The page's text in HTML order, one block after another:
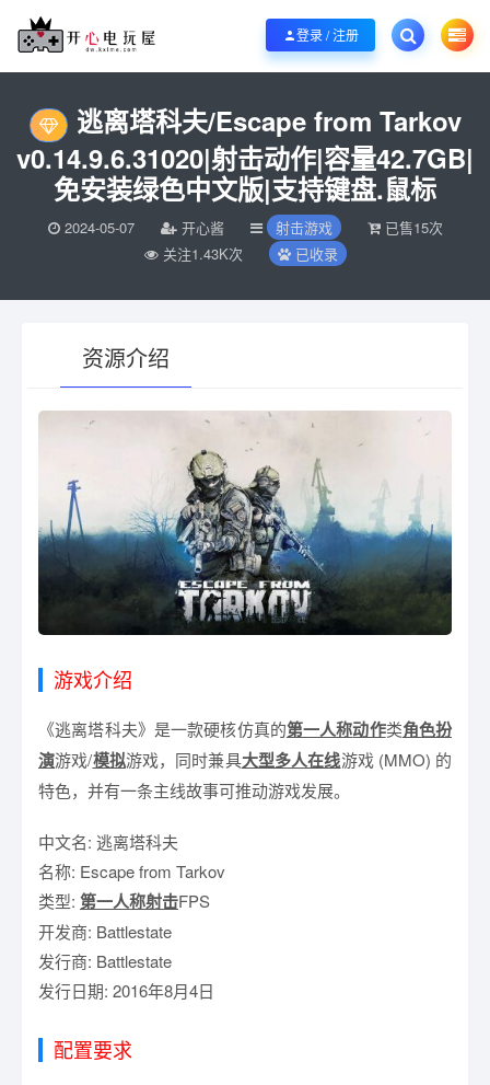
欢迎您光临开心电玩屋，本站专注分享精品整合游戏！销售只是起点！服务永无
登录 / 注册
当前位置： 开心电玩屋 射击游戏 >逃离塔科夫/Escape from
逃离塔科夫/Escape from Tarkov
v0.14.9.6.31020|射击动作|容量42.7GB|
免安装绿色中文版|支持键盘.鼠标
2024-05-07 开心酱 射击游戏
已售15次
关注1.43K次
已收录
资源介绍
有疑问？请点击复制链接咨询！
游戏介绍
《逃离塔科夫》是一款硬核仿真的第一人称动作类角色扮
演游戏/模拟游戏，同时兼具大型多人在线游戏 (MMO) 的
特色，并有一条主线故事可推动游戏发展。
中文名: 逃离塔科夫
名称: Escape from Tarkov
类型: 第一人称射击FPS
开发商: Battlestate
发行商: Battlestate
发行日期: 2016年8月4日
配置要求